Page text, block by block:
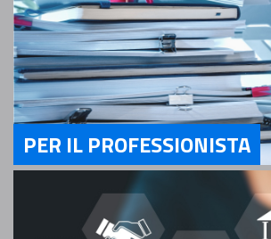
Servizi Per il Professionista
PER IL PROFESSIONISTA